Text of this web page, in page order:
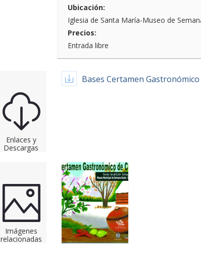
Ubicación:
Iglesia de Santa María-Museo de
Precios:
Entrada libre
Enlaces y
Descargas
Bases Certamen
Imágenes
relacionadas